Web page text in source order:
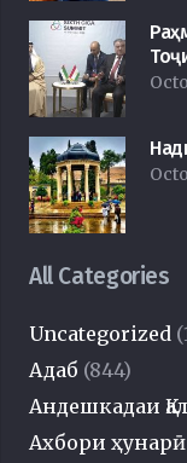
All Categories
Uncategorized
Адаб (844)
Андешкадаи
Ахбори ҳунарӣ